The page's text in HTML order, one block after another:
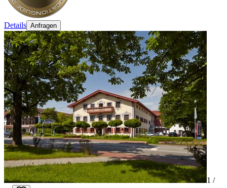
Details Anfragen
1 /